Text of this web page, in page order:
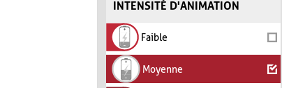
INTENSITÉ D'ANIMATION
Faible
Moyenne